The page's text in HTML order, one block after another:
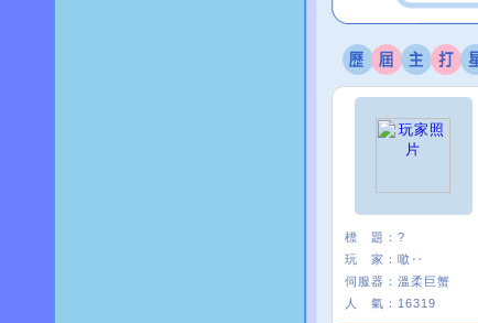
標 題： ?
玩 家： 噷‥
伺服器： 溫柔巨蟹
人 氣： 16319